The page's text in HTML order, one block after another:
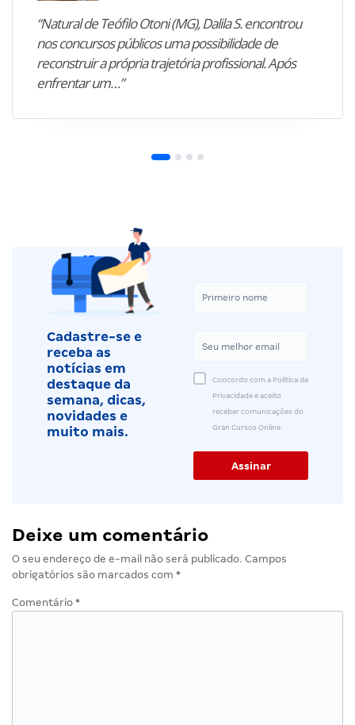
“Natural de Teófilo Otoni (MG), Dalila S. encontrou
nos concursos públicos uma possibilidade de
reconstruir a própria trajetória profissional. Após
enfrentar um…”
Cadastre-se e
receba as
notícias em
destaque da
semana, dicas,
novidades e
muito mais.
Concordo com a Política de
Privacidade e aceito
receber comunicações do
Gran Cursos Online.
Deixe um comentário
O seu endereço de e-mail não será publicado. Campos
obrigatórios são marcados com *
Comentário *